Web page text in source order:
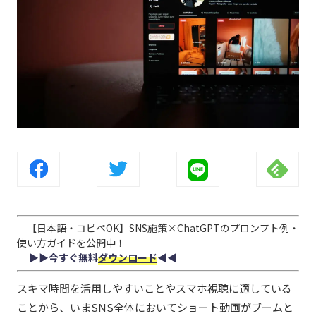
【日本語・コピペOK】SNS施策×ChatGPTのプロンプト例・
使い方ガイドを公開中！
▶︎▶︎今すぐ無料ダウンロード◀︎◀︎
スキマ時間を活用しやすいことやスマホ視聴に適している
ことから、いまSNS全体においてショート動画がブームと